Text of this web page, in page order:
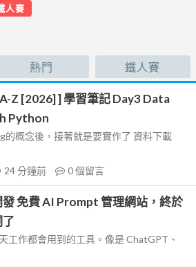
人賽
熱門 鐵人賽
Z [2026] ] 學習筆記 Day3 Data
Python
的概念後，接著就是要實作了 資料下載
24 分鐘前 0個留言
發 免費 AI Prompt 管理網站，終於
工作都會用到的工具。像是 ChatGPT、